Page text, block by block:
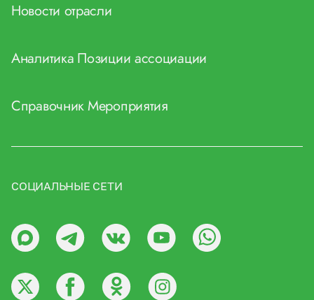
Новости отрасли
Аналитика Позиции ассоциации
СправочникМероприятия
СОЦИАЛЬНЫЕ СЕТИ